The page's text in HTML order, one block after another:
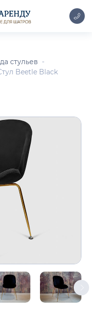
стульев
Beetle Black